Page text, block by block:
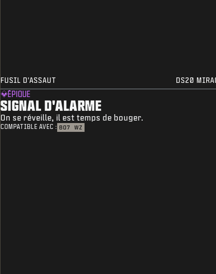
FUSIL D'ASSAUT DS20
ÉPIQUE
SIGNAL D'ALARME
On se réveille, il est temps de bouger.
COMPATIBLE AVEC : BO7 WZ